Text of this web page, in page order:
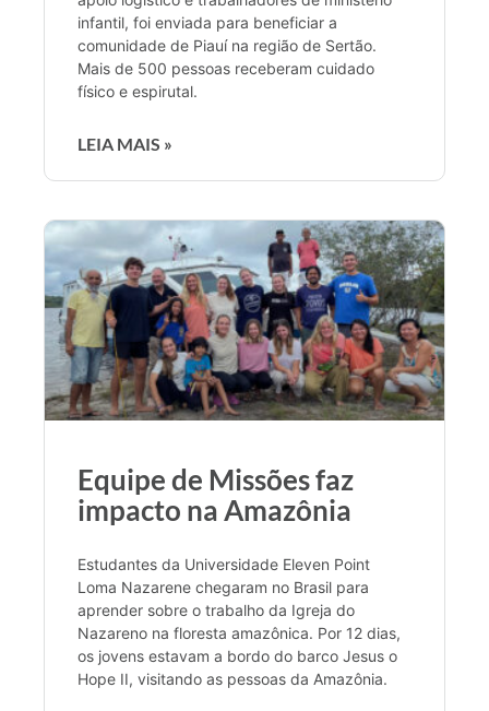
infantil, foi enviada para beneficiar a
comunidade de Piauí na região de Sertão.
Mais de 500 pessoas receberam cuidado
físico e espirutal.
LEIA MAIS »
Equipe de Missões faz
impacto na Amazônia
Estudantes da Universidade Eleven Point
Loma Nazarene chegaram no Brasil para
aprender sobre o trabalho da Igreja do
Nazareno na floresta amazônica. Por 12 dias,
os jovens estavam a bordo do barco Jesus o
Hope II, visitando as pessoas da Amazônia.